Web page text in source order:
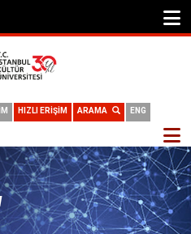
ENG
ARAMA
HIZLI ERİŞİM